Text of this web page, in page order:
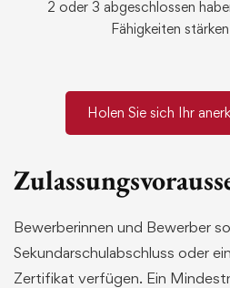
2 oder 3 abgeschlossen
Fähigkeiten stärken
Holen Sie sich Ihr
Bewerberinnen und Bewerber
Sekundarschulabschluss oder
Zertifikat verfügen. Ein